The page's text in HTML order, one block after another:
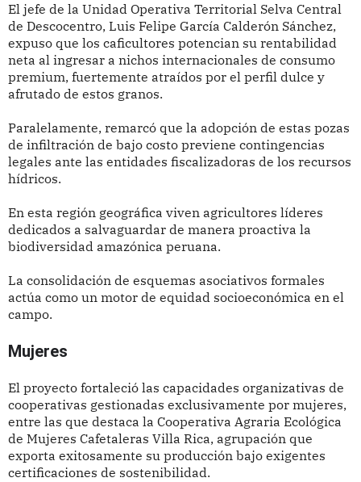
El jefe de la Unidad Operativa Territorial Selva Central
de Descocentro, Luis Felipe García Calderón Sánchez,
expuso que los caficultores potencian su rentabilidad
neta al ingresar a nichos internacionales de consumo
premium, fuertemente atraídos por el perfil dulce y
afrutado de estos granos.
Paralelamente, remarcó que la adopción de estas pozas
de infiltración de bajo costo previene contingencias
legales ante las entidades fiscalizadoras de los recursos
hídricos.
En esta región geográfica viven agricultores líderes
dedicados a salvaguardar de manera proactiva la
biodiversidad amazónica peruana.
La consolidación de esquemas asociativos formales
actúa como un motor de equidad socioeconómica en el
campo.
Mujeres
El proyecto fortaleció las capacidades organizativas de
cooperativas gestionadas exclusivamente por mujeres,
entre las que destaca la Cooperativa Agraria Ecológica
de Mujeres Cafetaleras Villa Rica, agrupación que
exporta exitosamente su producción bajo exigentes
certificaciones de sostenibilidad.